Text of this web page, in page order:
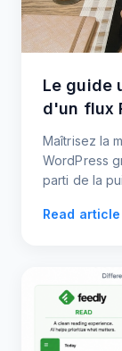
Le guide
d'un flux
Maîtrisez la
WordPress
parti de la
Read article